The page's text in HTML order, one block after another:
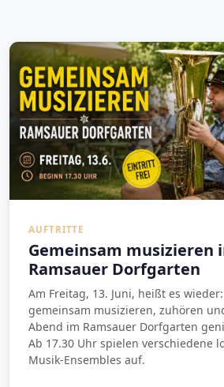
AUFTRITTE
Gemeinsam musizieren
Ramsauer Dorfgarten
Am Freitag, 13. Juni, heißt es wieder:
gemeinsam musizieren, zuhören
Abend im Ramsauer Dorfgarten
Ab 17.30 Uhr spielen verschiedene
Musik-Ensembles auf.